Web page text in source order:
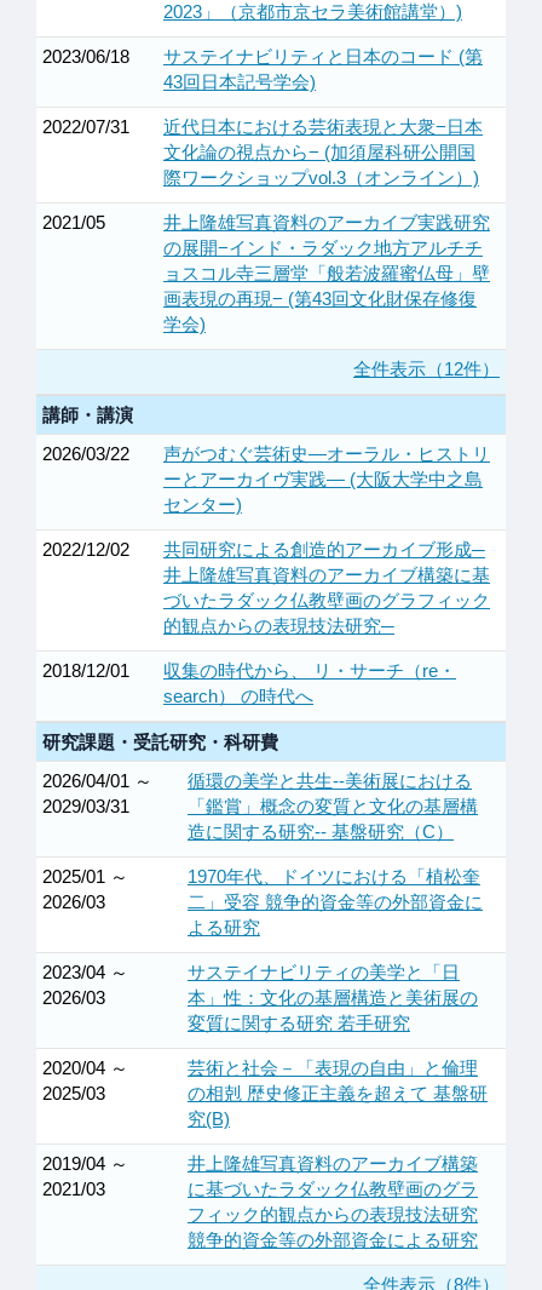
2023」（京都市京セラ美術館講堂）)
2023/06/18
サステイナビリティと日本のコード (第
43回日本記号学会)
2022/07/31
近代日本における芸術表現と大衆−日本
文化論の視点から− (加須屋科研公開国
際ワークショップvol.3（オンライン）)
2021/05
井上隆雄写真資料のアーカイブ実践研究
の展開−インド・ラダック地方アルチチ
ョスコル寺三層堂「般若波羅蜜仏母」壁
画表現の再現− (第43回文化財保存修復
学会)
全件表示（12件）
講師・講演
2026/03/22
声がつむぐ芸術史—オーラル・ヒストリ
ーとアーカイヴ実践— (大阪大学中之島
センター)
2022/12/02
共同研究による創造的アーカイブ形成─
井上隆雄写真資料のアーカイブ構築に基
づいたラダック仏教壁画のグラフィック
的観点からの表現技法研究─
2018/12/01
収集の時代から、 リ・サーチ（re・
search） の時代へ
研究課題・受託研究・科研費
2026/04/01 ～
2029/03/31
循環の美学と共生--美術展における
「鑑賞」概念の変質と文化の基層構
造に関する研究-- 基盤研究（C）
2025/01 ～
2026/03
1970年代、ドイツにおける「植松奎
二」受容 競争的資金等の外部資金に
よる研究
2023/04 ～
2026/03
サステイナビリティの美学と「日
本」性：文化の基層構造と美術展の
変質に関する研究 若手研究
2020/04 ～
2025/03
芸術と社会－「表現の自由」と倫理
の相剋 歴史修正主義を超えて 基盤研
究(B)
2019/04 ～
2021/03
井上隆雄写真資料のアーカイブ構築
に基づいたラダック仏教壁画のグラ
フィック的観点からの表現技法研究
競争的資金等の外部資金による研究
全件表示（8件）